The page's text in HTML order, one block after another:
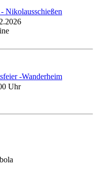
Nikolausschießen
-Wanderheim
Uhr